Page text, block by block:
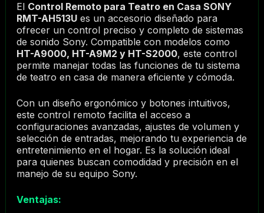
El Control Remoto para Teatro en Casa SONY
RMT-AH513Ues un accesorio diseñado para
ofrecer un control preciso y completo de sistemas
de sonido Sony. Compatible con modelos como
HT-A9000, HT-A9M2 y HT-S2000, este control
permite manejar todas las funciones de tu sistema
de teatro en casa de manera eficiente y cómoda.
Con un diseño ergonómico y botones intuitivos,
este control remoto facilita el acceso a
configuraciones avanzadas, ajustes de volumen y
selección de entradas, mejorando tu experiencia de
entretenimiento en el hogar. Es la solución ideal
para quienes buscan comodidad y precisión en el
manejo de su equipo Sony.
Ventajas: